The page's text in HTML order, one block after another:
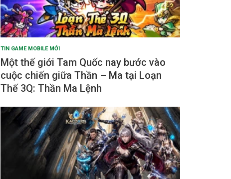
TIN GAME MOBILE MỚI
Một thế giới Tam Quốc nay bước vào
cuộc chiến giữa Thần – Ma tại Loạn
Thế 3Q: Thần Ma Lệnh